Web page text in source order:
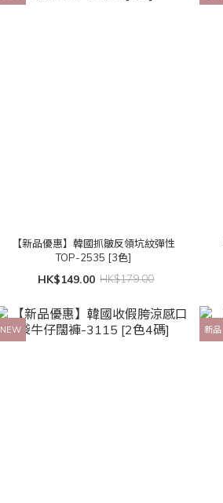
【新品優惠】韓國抓皺反領坑紋彈性
TOP-2535 [3色]
HK$149.00 HK$179.00
NEW 新品